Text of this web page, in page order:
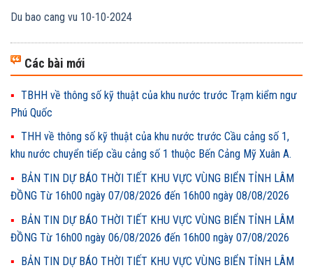
Du bao cang vu 10-10-2024
Các bài mới
TBHH về thông số kỹ thuật của khu nước trước Trạm kiểm ngư
Phú Quốc
THH về thông số kỹ thuật của khu nước trước Cầu cảng số 1,
khu nước chuyển tiếp cầu cảng số 1 thuộc Bến Cảng Mỹ Xuân A.
BẢN TIN DỰ BÁO THỜI TIẾT KHU VỰC VÙNG BIỂN TỈNH LÂM
ĐỒNG Từ 16h00 ngày 07/08/2026 đến 16h00 ngày 08/08/2026
BẢN TIN DỰ BÁO THỜI TIẾT KHU VỰC VÙNG BIỂN TỈNH LÂM
ĐỒNG Từ 16h00 ngày 06/08/2026 đến 16h00 ngày 07/08/2026
BẢN TIN DỰ BÁO THỜI TIẾT KHU VỰC VÙNG BIỂN TỈNH LÂM